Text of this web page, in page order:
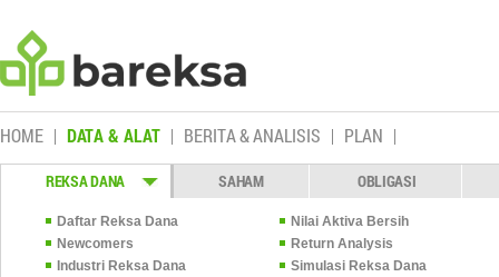
HOME DATA & ALAT BERITA & ANALISIS PLAN
REKSA DANA SAHAM OBLIGASI
Daftar Reksa Dana
Nilai Aktiva Bersih
Newcomers
Return Analysis
Industri Reksa Dana
Simulasi Reksa Dana